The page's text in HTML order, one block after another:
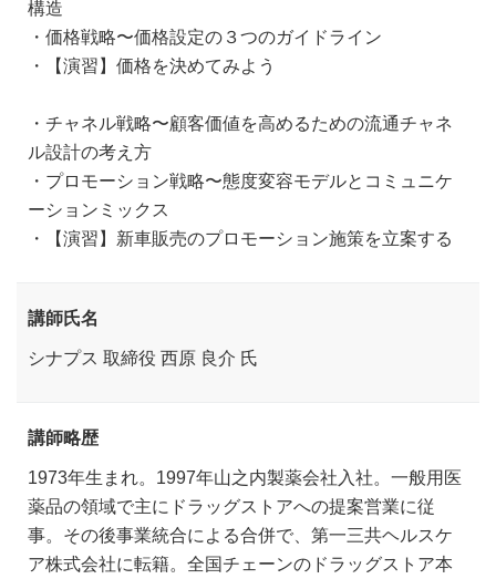
構造
・価格戦略〜価格設定の３つのガイドライン
・【演習】価格を決めてみよう
・チャネル戦略〜顧客価値を高めるための流通チャネ
ル設計の考え方
・プロモーション戦略〜態度変容モデルとコミュニケ
ーションミックス
・【演習】新車販売のプロモーション施策を立案する
講師氏名
シナプス 取締役 西原 良介 氏
講師略歴
1973年生まれ。1997年山之内製薬会社入社。一般用医
薬品の領域で主にドラッグストアへの提案営業に従
事。その後事業統合による合併で、第一三共ヘルスケ
ア株式会社に転籍。全国チェーンのドラッグストア本